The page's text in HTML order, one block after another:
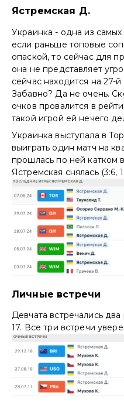
Ястремская Д.
Украинка - одна из самых
если раньше топовые
опаской, то сейчас для
она не представляет
сейчас находится на 27-
Забавно? Да не очень.
очков провалится в
такой игрой ей нечего
Украинка выступала в
выиграть один матч на
прошлась по ней катком
Ястремская снялась (3:6,
Личные встречи
Девчата встречались
17. Все три встречи